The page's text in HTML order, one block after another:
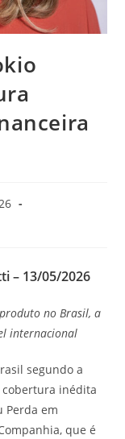
– 13/05/2026
no Brasil, a
internacional
segundo a
cobertura inédita
Perda em
que é